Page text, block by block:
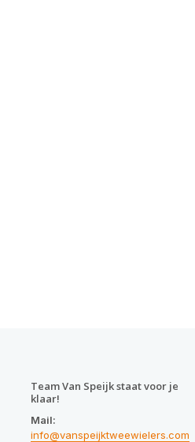
Team Van Speijk staat voor je
klaar!
Mail:
info@vanspeijktweewielers.com